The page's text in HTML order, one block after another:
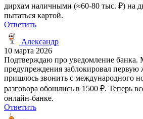
дирхам наличными (≈60-80 тыс. ₽) на
пытаться картой.
Ответить
Александр
10 марта 2026
Подтверждаю про уведомление банка.
предупреждения заблокировал
пришлось звонить с международного
разговора обошлись в 1500 ₽. Теперь
онлайн-банке.
Ответить